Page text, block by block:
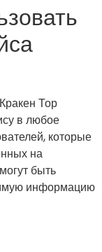
Тор
в любое
которые
на
быть
информацию